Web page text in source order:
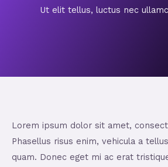
Ut elit tellus, luctus nec
Lorem ipsum dolor sit amet,
Phasellus risus enim, vehicula a
quam. Donec eget mi ac erat